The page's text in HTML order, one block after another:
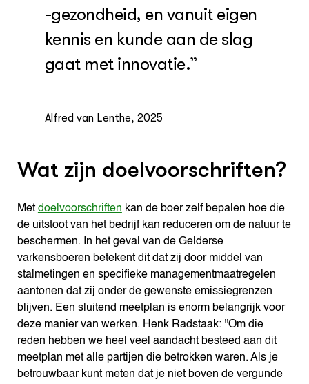
-gezondheid, en vanuit eigen
kennis en kunde aan de slag
gaat met innovatie.”
Alfred van Lenthe, 2025
Wat zijn doelvoorschriften?
Met doelvoorschriften kan de boer zelf bepalen hoe die
de uitstoot van het bedrijf kan reduceren om de natuur te
beschermen. In het geval van de Gelderse
varkensboeren betekent dit dat zij door middel van
stalmetingen en specifieke managementmaatregelen
aantonen dat zij onder de gewenste emissiegrenzen
blijven. Een sluitend meetplan is enorm belangrijk voor
deze manier van werken. Henk Radstaak: ''Om die
reden hebben we heel veel aandacht besteed aan dit
meetplan met alle partijen die betrokken waren. Als je
betrouwbaar kunt meten dat je niet boven de vergunde